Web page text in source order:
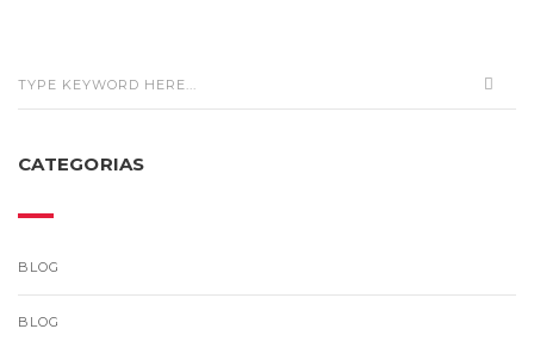
CATEGORIAS
BLOG
BLOG